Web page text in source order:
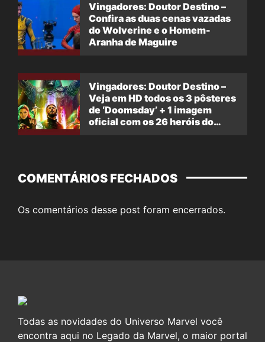
Vingadores: Doutor Destino –
Confira as duas cenas vazadas
do Wolverine e o Homem-
Aranha de Maguire
Vingadores: Doutor Destino –
Veja em HD todos os 3 pôsteres
de ‘Doomsday’ + 1 imagem
oficial com os 26 heróis do
COMENTÁRIOS FECHADOS
Os comentários desse post foram encerrados.
Todas as novidades do Universo Marvel você
encontra aqui no Legado da Marvel, o maior portal